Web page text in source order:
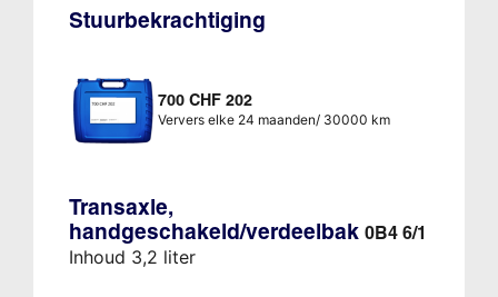
Stuurbekrachtiging
700 CHF 202
Ververs elke 24 maanden/ 30000 km
Transaxle,
handgeschakeld/verdeelbak 0B4 6/1
Inhoud 3,2 liter